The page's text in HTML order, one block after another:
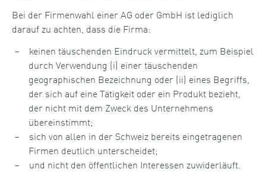
Bei der Firmenwahl einer AG oder GmbH ist lediglich
darauf zu achten, dass die Firma:
keinen täuschenden Eindruck vermittelt, zum Beispiel
durch Verwendung (i) einer täuschenden
geographischen Bezeichnung oder (ii) eines Begriffs,
der sich auf eine Tätigkeit oder ein Produkt bezieht,
der nicht mit dem Zweck des Unternehmens
übereinstimmt;
sich von allen in der Schweiz bereits eingetragenen
Firmen deutlich unterscheidet;
und nicht den öffentlichen Interessen zuwiderläuft.